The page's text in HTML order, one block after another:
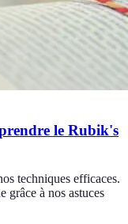
le Rubik's
techniques efficaces.
grâce à nos astuces